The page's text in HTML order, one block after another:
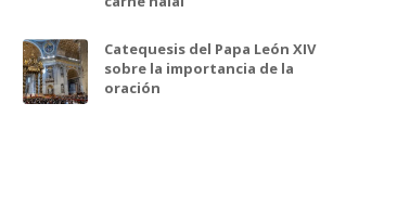
Catequesis del Papa León XIV
sobre la importancia de la
oración